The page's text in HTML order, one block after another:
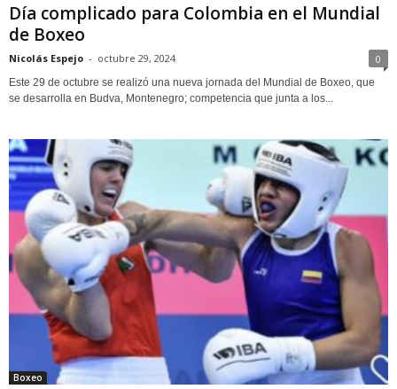
Día complicado para Colombia en el Mundial
de Boxeo
Nicolás Espejo - octubre 29, 2024 0
Este 29 de octubre se realizó una nueva jornada del Mundial de Boxeo, que
se desarrolla en Budva, Montenegro; competencia que junta a los...
Boxeo